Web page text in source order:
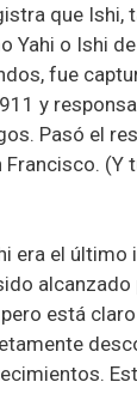
que Ishi,
Yahi o Ishi
fue
y
Pasó el
Francisco. (Y
era el
está